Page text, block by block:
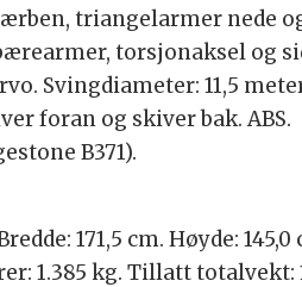
triangelarmer nede
torsjonaksel og
Svingdiameter: 11,5
foran og skiver bak. ABS.
B371).
171,5 cm. Høyde:
1.385 kg. Tillatt totalvekt: